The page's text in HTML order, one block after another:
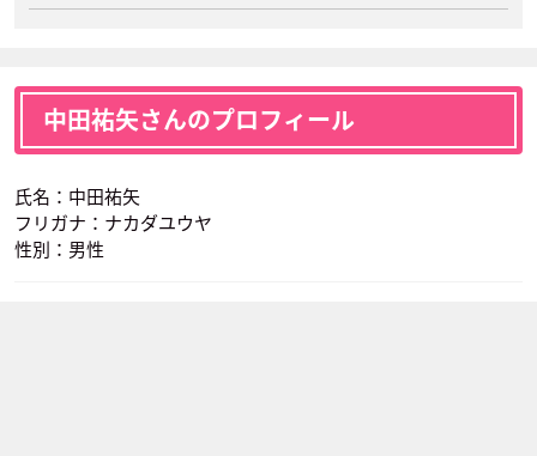
中田祐矢さんのプロフィール
氏名：中田祐矢
フリガナ：ナカダユウヤ
性別：男性